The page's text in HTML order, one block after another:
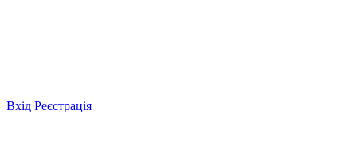
Вхід Реєстрація